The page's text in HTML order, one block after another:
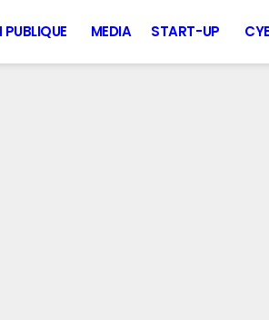
MEDIA START-UP